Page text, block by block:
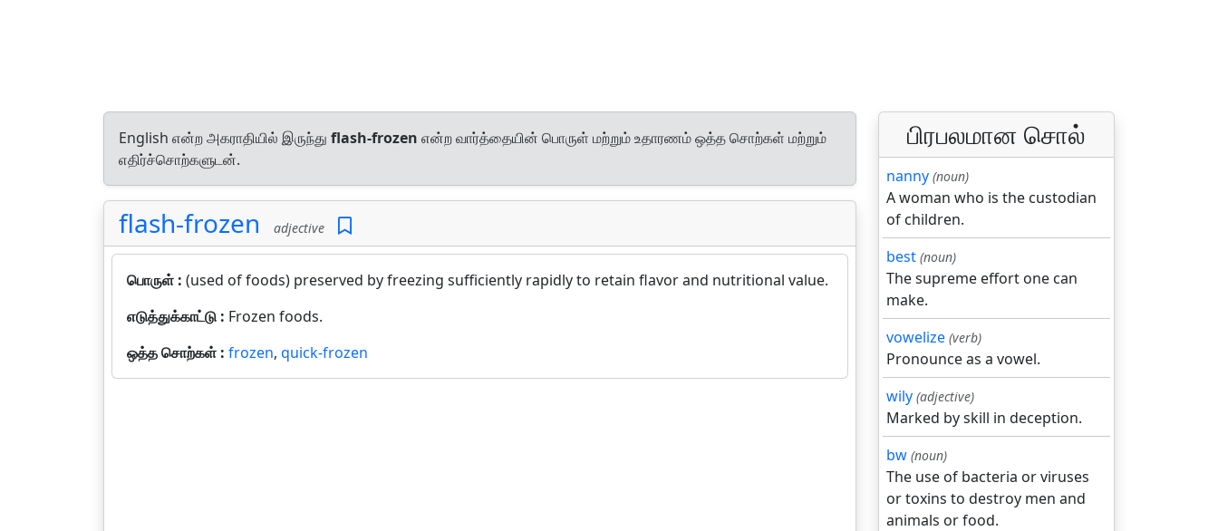
English என்ற அகராதியில் இருந்து flash-frozen என்ற வார்த்தையின் பொருள் மற்றும் உதாரணம் ஒத்த சொற்கள் மற்றும்
எதிர்ச்சொற்களுடன்.
flash-frozen adjective
பொருள் : (used of foods) preserved by freezing sufficiently rapidly to retain flavor and nutritional value.
எடுத்துக்காட்டு : Frozen foods.
ஒத்த சொற்கள் : frozen, quick-frozen
பிரபலமான சொல்
nanny (noun)
A woman who is the custodian
of children.
best (noun)
The supreme effort one can
make.
vowelize (verb)
Pronounce as a vowel.
wily (adjective)
Marked by skill in deception.
bw (noun)
The use of bacteria or viruses
or toxins to destroy men and
animals or food.